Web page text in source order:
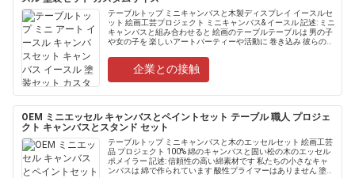
テーブルトップ ミニキャンバスと木製ディスプレイ イースルセ
ット 絵画工芸プロジェクト ミニキャンバス& イースル 記述: ミニ
キャンバスと組み合わせると 絵画のテーブルテーブルは 男の子
や女の子を 楽しいアートパーティーや活動に 巻き込み 彼らの想
企業との接触
OEM ミニエッセル キャンバスとペイントセット テーブル 職人 プロジェ
クト キャンバスとスタンド セット
テーブルトップ ミニキャンバスと木のエッセルセット 絵画工芸
品 プロジェクト 100% 綿のキャンバスと固い松の木のエッセル
ポメイラー 記述: 信頼性の高い綿素材です 私たちの小さなキャ
ンバスは 綿で作られています 酸性プライマーはありません 塗装